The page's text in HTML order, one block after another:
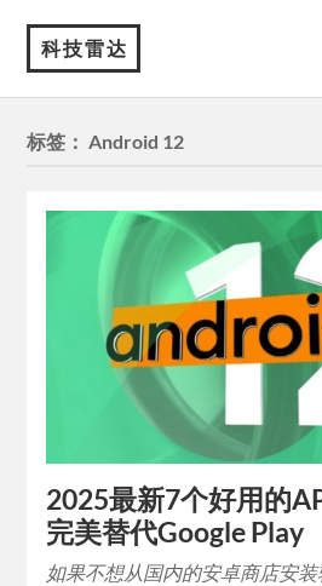
科技雷达
标签：Android 12
2025最新7个好用的
完美替代Google Play
如果不想从国内的安卓商店安